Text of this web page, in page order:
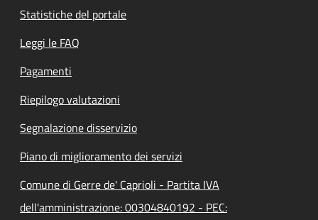
Statistiche del portale
Leggi le FAQ
Pagamenti
Riepilogo valutazioni
Segnalazione disservizio
Piano di miglioramento dei servizi
Comune di Gerre de' Caprioli - Partita IVA
dell'amministrazione: 00304840192 - PEC: